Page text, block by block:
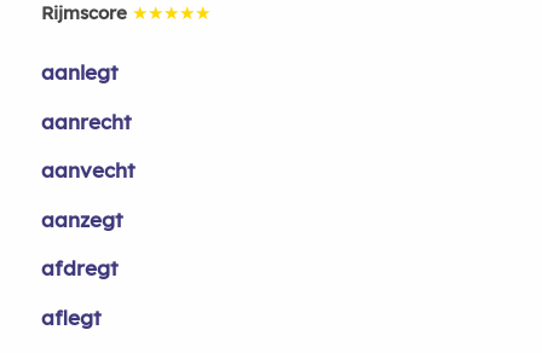
Rijmscore ★★★★★
aanlegt
aanrecht
aanvecht
aanzegt
afdregt
aflegt